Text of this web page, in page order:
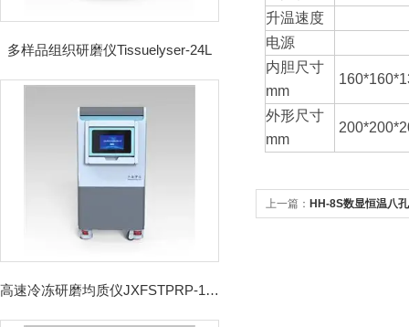
多样品组织研磨仪Tissuelyser-24L
高速冷冻研磨均质仪JXFSTPRP-192CL
升温速度
电源
内胆尺寸
mm
外形尺寸
mm
上一篇： HH-8S数显恒温八